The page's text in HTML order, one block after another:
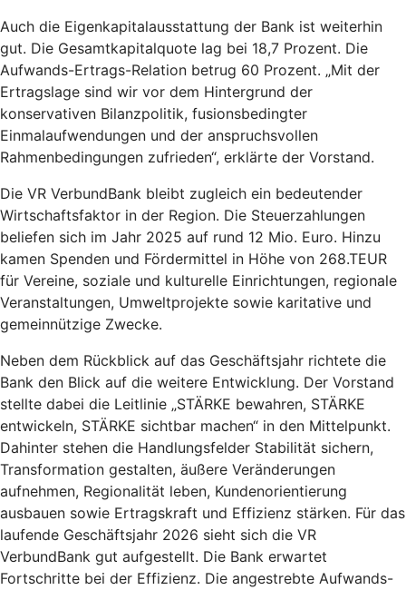
Auch die Eigenkapitalausstattung der Bank ist weiterhin
gut. Die Gesamtkapitalquote lag bei 18,7 Prozent. Die
Aufwands-Ertrags-Relation betrug 60 Prozent. „Mit der
Ertragslage sind wir vor dem Hintergrund der
konservativen Bilanzpolitik, fusionsbedingter
Einmalaufwendungen und der anspruchsvollen
Rahmenbedingungen zufrieden“, erklärte der Vorstand.
Die VR VerbundBank bleibt zugleich ein bedeutender
Wirtschaftsfaktor in der Region. Die Steuerzahlungen
beliefen sich im Jahr 2025 auf rund 12 Mio. Euro. Hinzu
kamen Spenden und Fördermittel in Höhe von 268.TEUR
für Vereine, soziale und kulturelle Einrichtungen, regionale
Veranstaltungen, Umweltprojekte sowie karitative und
gemeinnützige Zwecke.
Neben dem Rückblick auf das Geschäftsjahr richtete die
Bank den Blick auf die weitere Entwicklung. Der Vorstand
stellte dabei die Leitlinie „STÄRKE bewahren, STÄRKE
entwickeln, STÄRKE sichtbar machen“ in den Mittelpunkt.
Dahinter stehen die Handlungsfelder Stabilität sichern,
Transformation gestalten, äußere Veränderungen
aufnehmen, Regionalität leben, Kundenorientierung
ausbauen sowie Ertragskraft und Effizienz stärken. Für das
laufende Geschäftsjahr 2026 sieht sich die VR
VerbundBank gut aufgestellt. Die Bank erwartet
Fortschritte bei der Effizienz. Die angestrebte Aufwands-